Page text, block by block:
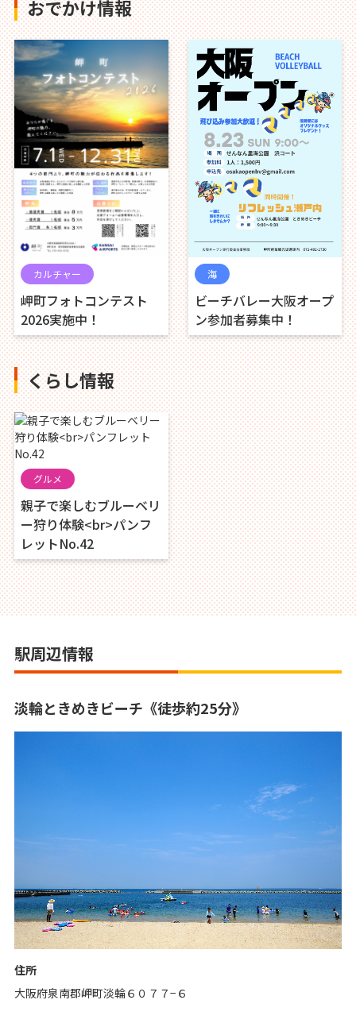
おでかけ情報
カルチャー
岬町フォトコンテスト
2026実施中！
海
ビーチバレー大阪オープ
ン参加者募集中！
くらし情報
グルメ
親子で楽しむブルーベリ
ー狩り体験<br>パンフ
レットNo.42
駅周辺情報
淡輪ときめきビーチ《徒歩約25分》
住所
大阪府泉南郡岬町淡輪６０７７−６